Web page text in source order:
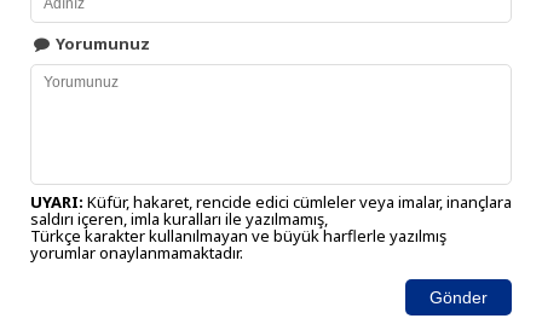
Yorumunuz
UYARI: Küfür, hakaret, rencide edici cümleler veya imalar, inançlara
saldırı içeren, imla kuralları ile yazılmamış,
Türkçe karakter kullanılmayan ve büyük harflerle yazılmış
yorumlar onaylanmamaktadır.
Gönder